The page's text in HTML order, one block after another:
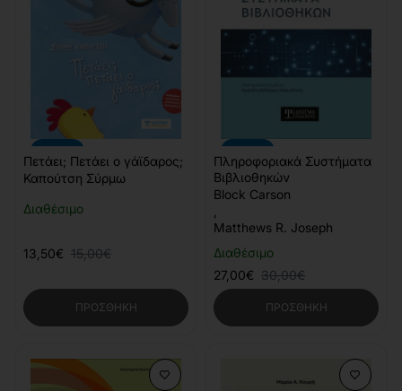
Διαθέσιμο
Πετάει; Πετάει ο γάϊδαρος;
Καπούτση Σύρμω
13,50€ 15,00€
ΠΡΟΣΘΉΚΗ
Διαθέσιμο
Πληροφοριακά Συστήματα
Βιβλιοθηκών
Block Carson
Matthews R. Joseph
27,00€ 30,00€
ΠΡΟΣΘΉΚΗ